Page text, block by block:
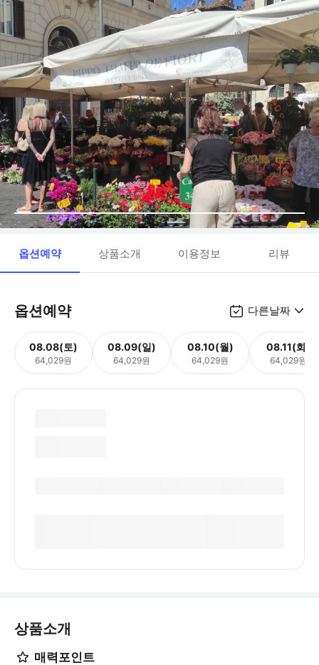
옵션예약 상품소개 이용정보 리뷰
옵션예약 다른날짜
08.08(토)
64,029원
08.09(일)
64,029원
08.10(월)
64,029원
08.11(화)
64,029원
상품소개
매력포인트